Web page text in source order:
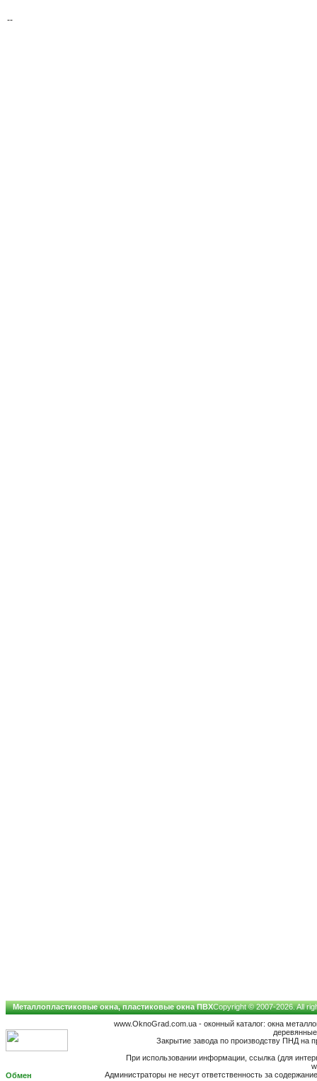
--
Металлопластиковые окна, пластиковые окна ПВХCopyright © 2007-2026. All
www.OknoGrad.com.ua - оконный каталог: окна
Закрытие завода по производству ПНД на
При использовании информации, ссылка (для
Администраторы не несут ответственность за
Обмен